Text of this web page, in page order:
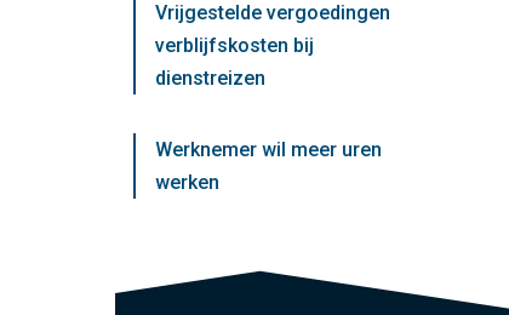
Vrijgestelde vergoedingen
verblijfskosten bij
dienstreizen
Werknemer wil meer uren
werken